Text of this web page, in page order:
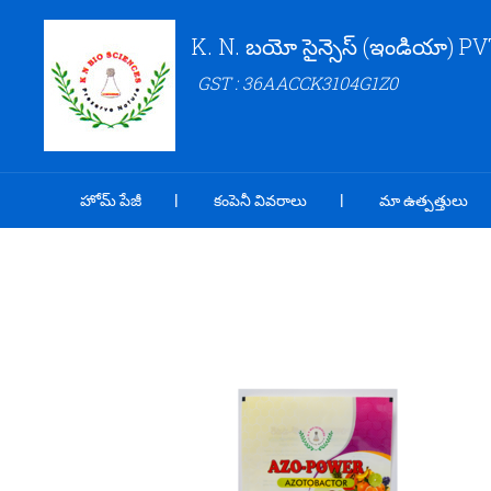
K. N. బయో సైన్సెస్ (ఇండియా)
GST : 36AACCK3104G1Z0
హోమ్ పేజీ కంపెనీ వివరాలు మా ఉత్పత్తులు